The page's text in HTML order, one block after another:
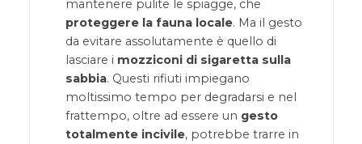
mantenere pulite le spiagge, che
proteggere la fauna locale. Ma il gesto
da evitare assolutamente è quello di
lasciare i mozziconi di sigaretta sulla
sabbia. Questi rifiuti impiegano
moltissimo tempo per degradarsi e nel
frattempo, oltre ad essere un gesto
totalmente incivile, potrebbe trarre in